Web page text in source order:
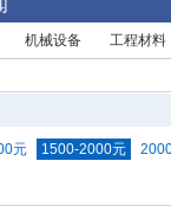
机械设备 工程材料
元 1500-2000元